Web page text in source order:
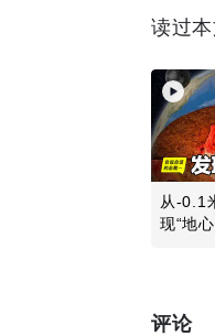
读过
从-0.1
现“地
评论